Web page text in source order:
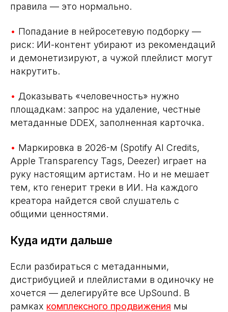
правила — это нормально.
• Попадание в нейросетевую подборку —
риск: ИИ-контент убирают из рекомендаций
и демонетизируют, а чужой плейлист могут
накрутить.
• Доказывать «человечность» нужно
площадкам: запрос на удаление, честные
метаданные DDEX, заполненная карточка.
• Маркировка в 2026-м (Spotify AI Credits,
Apple Transparency Tags, Deezer) играет на
руку настоящим артистам. Но и не мешает
тем, кто генерит треки в ИИ. На каждого
креатора найдется свой слушатель с
общими ценностями.
Куда идти дальше
Если разбираться с метаданными,
дистрибуцией и плейлистами в одиночку не
хочется — делегируйте все UpSound. В
рамках комплексного продвижения мы